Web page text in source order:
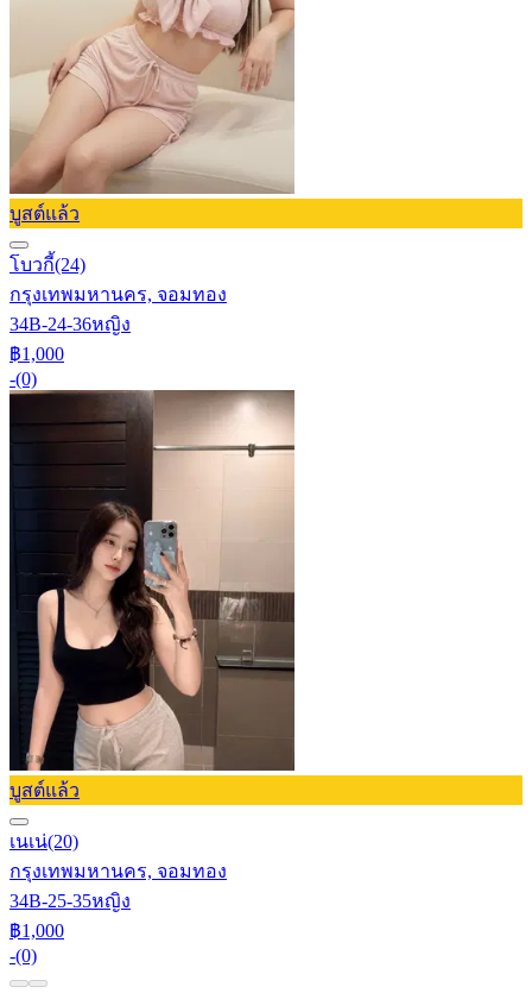
บูสต์แล้ว
โบวกี้(24)
กรุงเทพมหานคร, จอมทอง
34B-24-36หญิง
฿1,000
-(0)
บูสต์แล้ว
เนเน่(20)
กรุงเทพมหานคร, จอมทอง
34B-25-35หญิง
฿1,000
-(0)